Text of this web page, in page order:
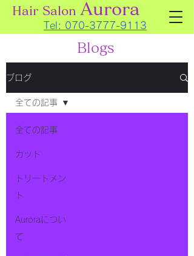
Hair Salon Aurora
Tel: 070-3777-9113
Blogs
ブログ
全ての記事
カット
トリートメン
ト
Auroraについ
て
全ての記事